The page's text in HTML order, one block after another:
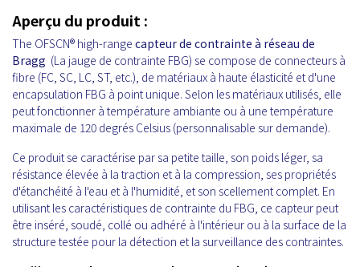
Aperçu du produit :
The OFSCN® high-range capteur de contrainte à réseau de
Bragg (La jauge de contrainte FBG) se compose de connecteurs à
fibre (FC, SC, LC, ST, etc.), de matériaux à haute élasticité et d'une
encapsulation FBG à point unique. Selon les matériaux utilisés, elle
peut fonctionner à température ambiante ou à une température
maximale de 120 degrés Celsius (personnalisable sur demande).
Ce produit se caractérise par sa petite taille, son poids léger, sa
résistance élevée à la traction et à la compression, ses propriétés
d'étanchéité à l'eau et à l'humidité, et son scellement complet. En
utilisant les caractéristiques de contrainte du FBG, ce capteur peut
être inséré, soudé, collé ou adhéré à l'intérieur ou à la surface de la
structure testée pour la détection et la surveillance des contraintes.